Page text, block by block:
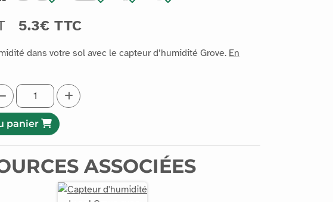
5.3€ TTC
dans votre sol avec le capteur d’humidité Grove. En
panier
ASSOCIÉES